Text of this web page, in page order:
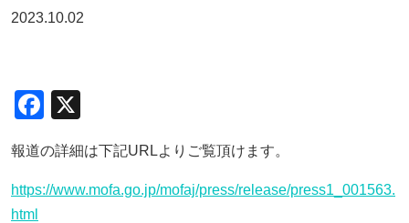
2023.10.02
F
c
e
報道の詳細は下記URLよりご覧頂けます。
https://www.mofa.go.jp/mofaj/press/release/press1_001563.
html